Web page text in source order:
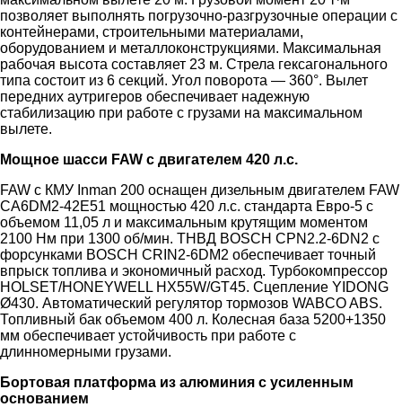
позволяет выполнять погрузочно-разгрузочные операции с
контейнерами, строительными материалами,
оборудованием и металлоконструкциями. Максимальная
рабочая высота составляет 23 м. Стрела гексагонального
типа состоит из 6 секций. Угол поворота — 360°. Вылет
передних аутригеров обеспечивает надежную
стабилизацию при работе с грузами на максимальном
вылете.
Мощное шасси FAW с двигателем 420 л.с.
FAW с КМУ Inman 200 оснащен дизельным двигателем FAW
CA6DM2-42E51 мощностью 420 л.с. стандарта Евро-5 с
объемом 11,05 л и максимальным крутящим моментом
2100 Нм при 1300 об/мин. ТНВД BOSCH CPN2.2-6DN2 с
форсунками BOSCH CRIN2-6DM2 обеспечивает точный
впрыск топлива и экономичный расход. Турбокомпрессор
HOLSET/HONEYWELL HX55W/GT45. Сцепление YIDONG
Ø430. Автоматический регулятор тормозов WABCO ABS.
Топливный бак объемом 400 л. Колесная база 5200+1350
мм обеспечивает устойчивость при работе с
длинномерными грузами.
Бортовая платформа из алюминия с усиленным
основанием